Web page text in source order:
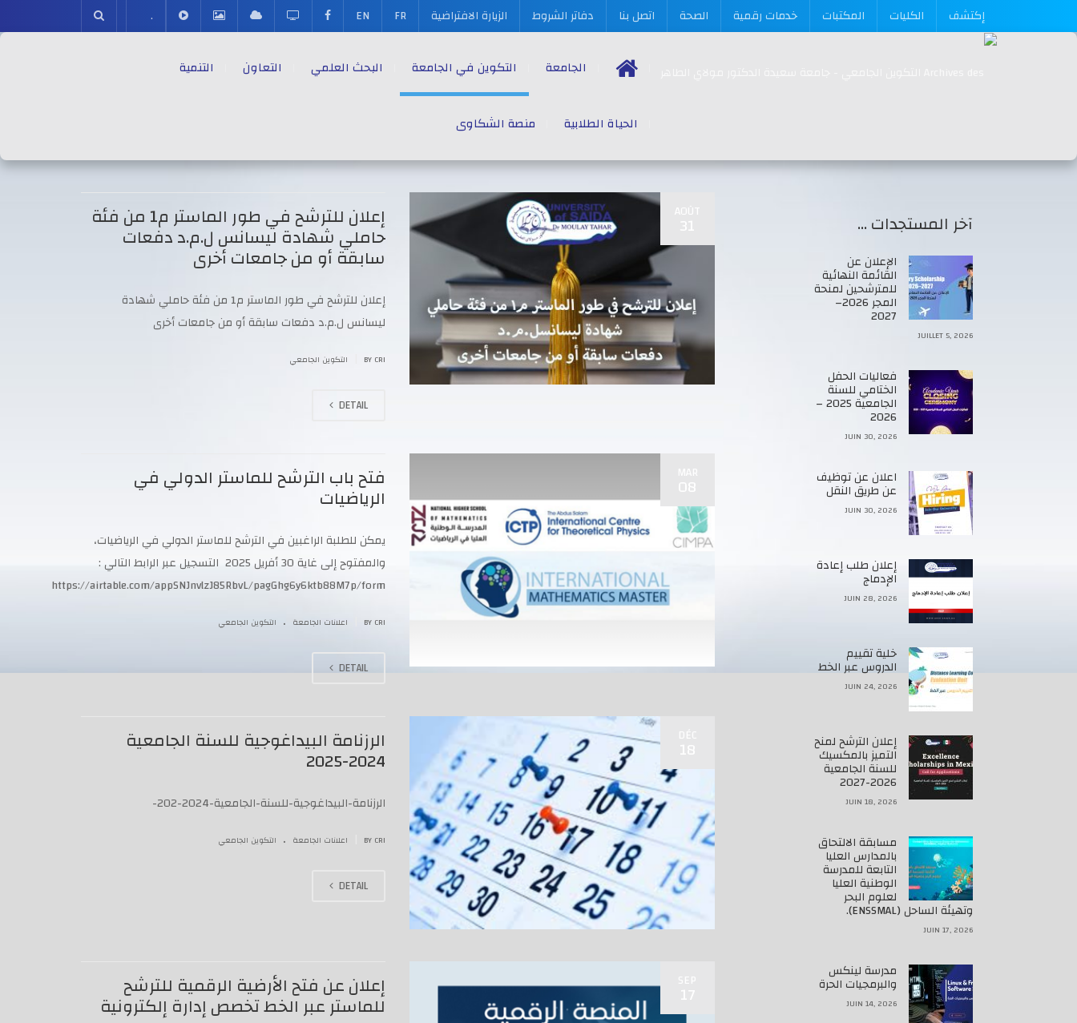
إكتشف الكليات المكتبات خدمات رقمية الصحة اتصل بنا دفاتر الشروط الزيارة الافتراضية FR
EN
.
الجامعة التكوين في الجامعة البحث العلمي التعاون التنمية
الحياة الطلابية منصة الشكاوى
AOÛT
31 إعلان للترشح في طور الماستر م1 من فئة
حاملي شهادة ليسانس ل.م.د دفعات
سابقة أو من جامعات أخرى
إعلان للترشح في طور الماستر م1 من فئة حاملي شهادة
ليسانس ل.م.د دفعات سابقة أو من جامعات أخرى
BY CRI التكوين الجامعي
DETAIL
MAR
08 فتح باب الترشح للماستر الدولي في
الرياضيات
يمكن للطلبة الراغبين في الترشح للماستر الدولي في الرياضيات،
والمفتوح إلى غاية 30 أفريل 2025 التسجيل عبر الرابط التالي :
https://airtable.com/appSNJnvlzJ85RbvL/pagGhg6y6ktb88M7p/form
BY CRI اعلانات الجامعة . التكوين الجامعي
DETAIL
DÉC
18 الرزنامة البيداغوجية للسنة الجامعية
2024-2025
الرزنامة-البيداغوجية-للسنة-الجامعية-2024-202-
BY CRI اعلانات الجامعة . التكوين الجامعي
DETAIL
SEP
17 إعلان عن فتح الأرضية الرقمية للترشح
للماستر عبر الخط تخصص إدارة إلكترونية
آخر المستجدات …
الإعلان عن
القائمة النهائية
للمترشحين لمنحة
المجر 2026–
2027
JUILLET 5, 2026
فعاليات الحفل
الختامي للسنة
الجامعية 2025 –
2026
JUIN 30, 2026
اعلان عن توظيف
عن طريق النقل
JUIN 30, 2026
إعلان طلب إعادة
الإدماج
JUIN 28, 2026
خلية تقييم
الدروس عبر الخط
JUIN 24, 2026
إعلان الترشح لمنح
التميز بالمكسيك
للسنة الجامعية
2026-2027
JUIN 18, 2026
مسابقة الالتحاق
بالمدارس العليا
التابعة للمدرسة
الوطنية العليا
لعلوم البحر
وتهيئة الساحل (ENSSMAL).
JUIN 17, 2026
مدرسة لينكس
والبرمجيات الحرة
JUIN 14, 2026